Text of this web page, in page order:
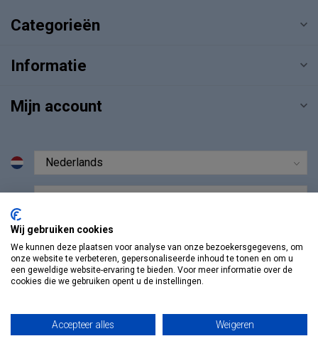
Categorieën
Informatie
Mijn account
Wij gebruiken cookies
We kunnen deze plaatsen voor analyse van onze bezoekersgegevens, om
onze website te verbeteren, gepersonaliseerde inhoud te tonen en om u
een geweldige website-ervaring te bieden. Voor meer informatie over de
cookies die we gebruiken opent u de instellingen.
Accepteer alles Weigeren